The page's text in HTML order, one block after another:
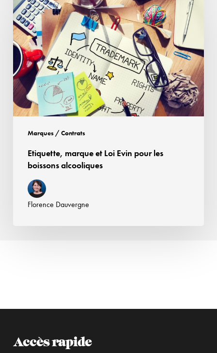
Marques / Contrats
marque
et
Loi
Evin
pour
les
boissons
alcooliques
Etiquette, marque et Loi Evin pour les
boissons alcooliques
Florence Dauvergne
Accès rapide